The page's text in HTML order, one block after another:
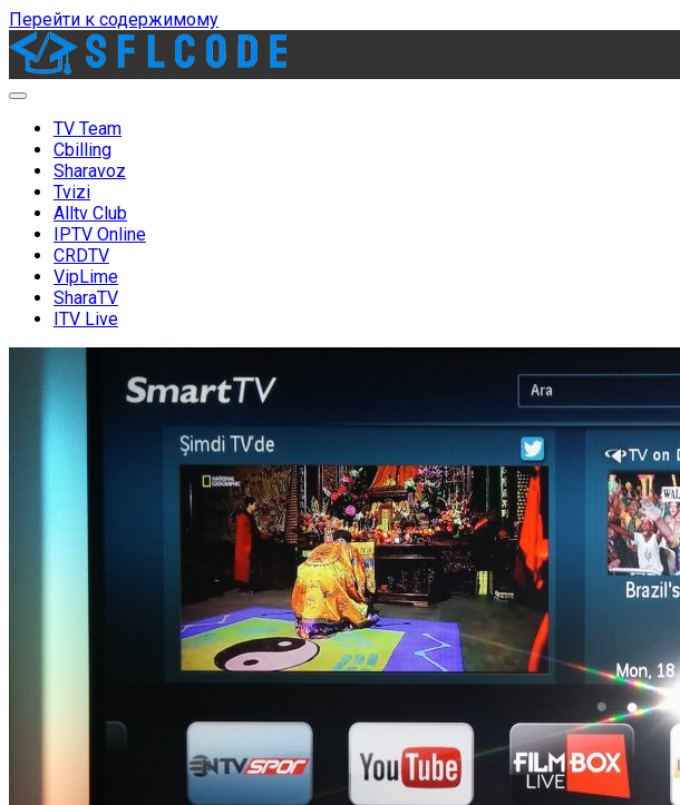
Перейти к содержимому
TV Team
Cbilling
Sharavoz
Tvizi
Alltv Club
IPTV Online
CRDTV
VipLime
SharaTV
ITV Live